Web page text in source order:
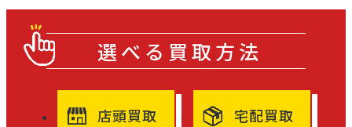
選べる買取方法
店頭買取 宅配買取